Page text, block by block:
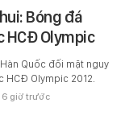
Bóng đá
HCĐ Olympic
Quốc đối mặt nguy
HCĐ Olympic 2012.
6 giờ trước